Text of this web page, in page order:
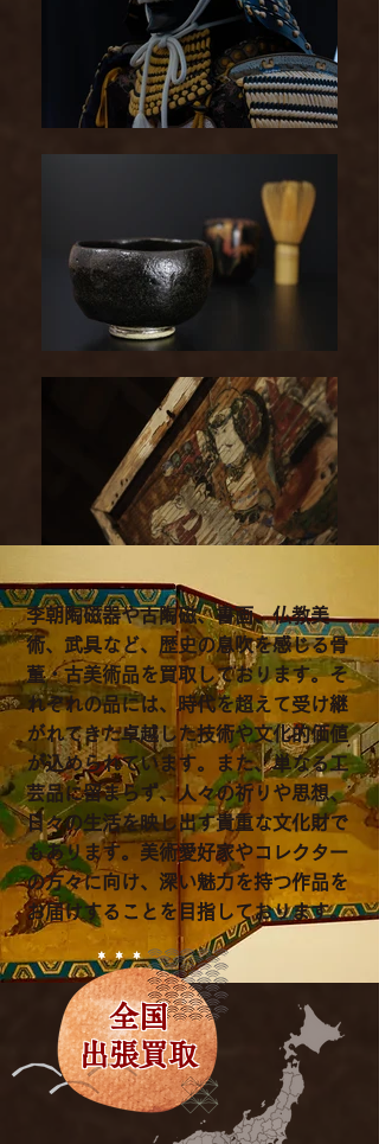
李朝陶磁器や古陶磁、書画、仏教美
術、武具など、歴史の息吹を感じる骨
董・古美術品を買取しております。そ
れぞれの品には、時代を超えて受け継
がれてきた卓越した技術や文化的価値
が込められています。また、単なる工
芸品に留まらず、人々の祈りや思想、
日々の生活を映し出す貴重な文化財で
もあります。美術愛好家やコレクター
の方々に向け、深い魅力を持つ作品を
お届けすることを目指しております。
全国
出張買取